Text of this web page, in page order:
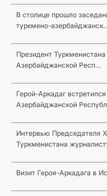
В столице прошло
туркмено-
Президент
Азербайджанской Респ...
Герой-Аркадаг
Азербайджанской
Интервью Председателя
Туркменистана
Визит Героя-Аркадага в